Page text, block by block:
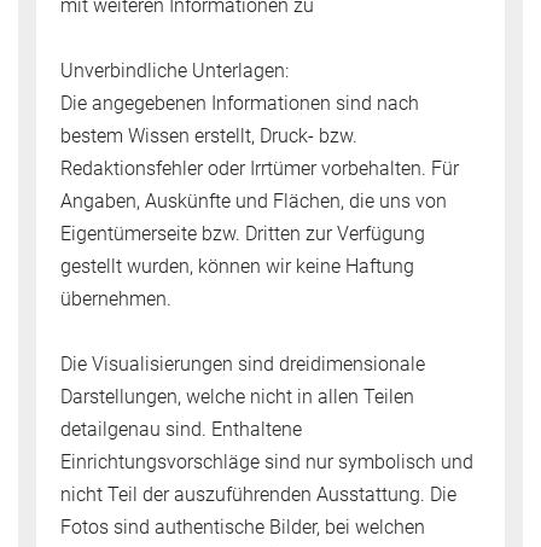
mit weiteren Informationen zu
Unverbindliche Unterlagen:
Die angegebenen Informationen sind nach
bestem Wissen erstellt, Druck- bzw.
Redaktionsfehler oder Irrtümer vorbehalten. Für
Angaben, Auskünfte und Flächen, die uns von
Eigentümerseite bzw. Dritten zur Verfügung
gestellt wurden, können wir keine Haftung
übernehmen.
Die Visualisierungen sind dreidimensionale
Darstellungen, welche nicht in allen Teilen
detailgenau sind. Enthaltene
Einrichtungsvorschläge sind nur symbolisch und
nicht Teil der auszuführenden Ausstattung. Die
Fotos sind authentische Bilder, bei welchen